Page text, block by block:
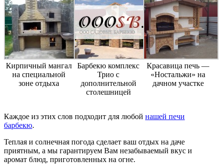
Кирпичный мангал
на специальной
зоне отдыха
Барбекю комплекс
Трио с
дополнительной
столешницей
Красавица печь —
«Ностальжи» на
дачном участке
Каждое из этих слов подходит для любой нашей печи
барбекю.
Теплая и солнечная погода сделает ваш отдых на даче
приятным, а мы гарантируем Вам незабываемый вкус и
аромат блюд, приготовленных на огне.